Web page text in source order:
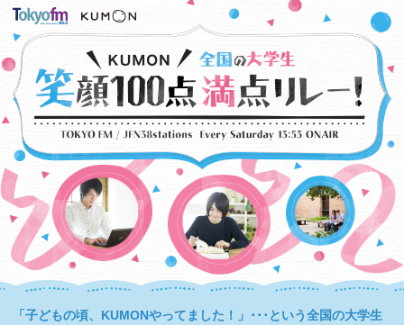
「子どもの頃、KUMONやってました！」･･･という全国の大学生